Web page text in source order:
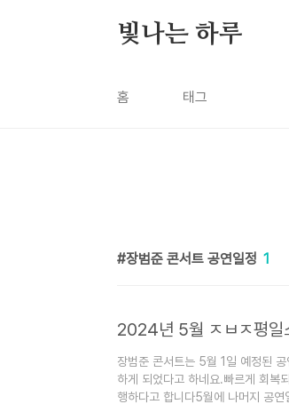
빛나는 하루
홈 태그
장범준 콘서트 공연일정 1
2024년 5월 ㅈㅂㅈ평일
장범준 콘서트는 5월 1일 예정된
하게 되었다고 하네요.빠르게 회복
행하다고 합니다5월에 나머지 공